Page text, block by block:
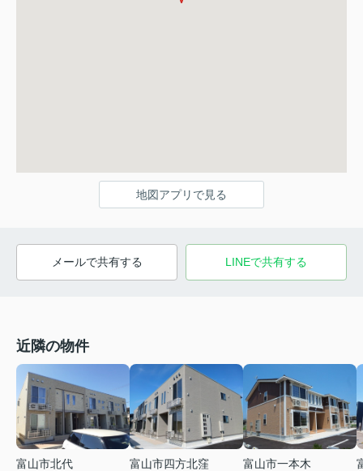
地図アプリで見る
メールで共有する LINEで共有する
近隣の物件
富山市北代
富山市四方北窪
富山市一本木